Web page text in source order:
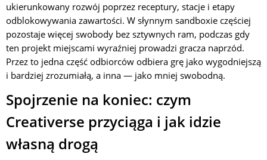
ukierunkowany rozwój poprzez receptury, stacje i etapy
odblokowywania zawartości. W słynnym sandboxie częściej
pozostaje więcej swobody bez sztywnych ram, podczas gdy
ten projekt miejscami wyraźniej prowadzi gracza naprzód.
Przez to jedna część odbiorców odbiera grę jako wygodniejszą
i bardziej zrozumiałą, a inna — jako mniej swobodną.
Spojrzenie na koniec: czym
Creativerse przyciąga i jak idzie
własną drogą